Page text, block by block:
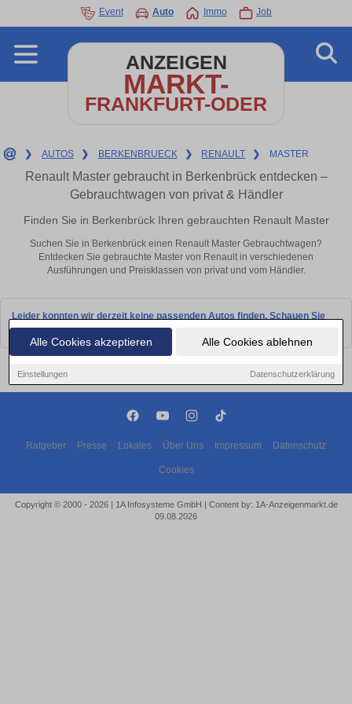
Alle Cookies akzeptieren Alle Cookies ablehnen
Einstellungen Datenschutzerklärung
Event Auto Immo Job
ANZEIGEN
MARKT-
FRANKFURT-ODER
❯ AUTOS ❯ BERKENBRUECK ❯ RENAULT ❯ MASTER
Renault Master gebraucht in Berkenbrück entdecken –
Gebrauchtwagen von privat & Händler
Finden Sie in Berkenbrück Ihren gebrauchten Renault Master
Suchen Sie in Berkenbrück einen Renault Master Gebrauchtwagen?
Entdecken Sie gebrauchte Master von Renault in verschiedenen
Ausführungen und Preisklassen von privat und vom Händler.
Leider konnten wir derzeit keine passenden Autos finden. Schauen Sie
bald wieder vorbei!
Ratgeber Presse Lokales Über Uns Impressum Datenschutz
Cookies
Copyright © 2000 - 2026 | 1A Infosysteme GmbH | Content by: 1A-Anzeigenmarkt.de
09.08.2026